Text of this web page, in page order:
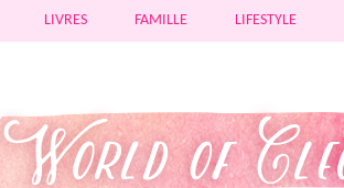
LIVRES FAMILLE LIFESTYLE